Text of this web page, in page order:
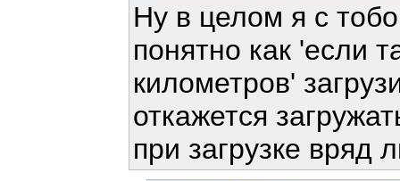
Ну в целом я с
понятно как 'если
километров'
откажется
при загрузке вряд